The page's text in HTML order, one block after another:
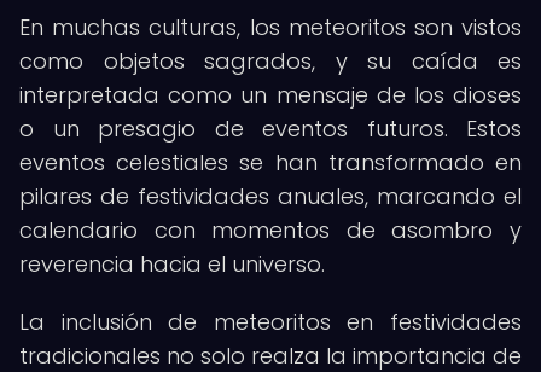
En muchas culturas, los meteoritos son vistos
como objetos sagrados, y su caída es
interpretada como un mensaje de los dioses
o un presagio de eventos futuros. Estos
eventos celestiales se han transformado en
pilares de festividades anuales, marcando el
calendario con momentos de asombro y
reverencia hacia el universo.
La inclusión de meteoritos en festividades
tradicionales no solo realza la importancia de